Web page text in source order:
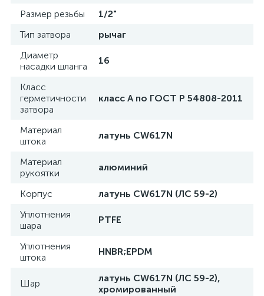
Размер резьбы
1/2"
Тип затвора
рычаг
Диаметр
насадки шланга
16
Класс
герметичности
затвора
класс А по ГОСТ P 54808-2011
Материал
штока
латунь CW617N
Материал
рукоятки
алюминий
Корпус
латунь CW617N (ЛС 59-2)
Уплотнения
шара
PTFE
Уплотнения
штока
HNBR;EPDM
Шар
латунь CW617N (ЛС 59-2),
хромированный